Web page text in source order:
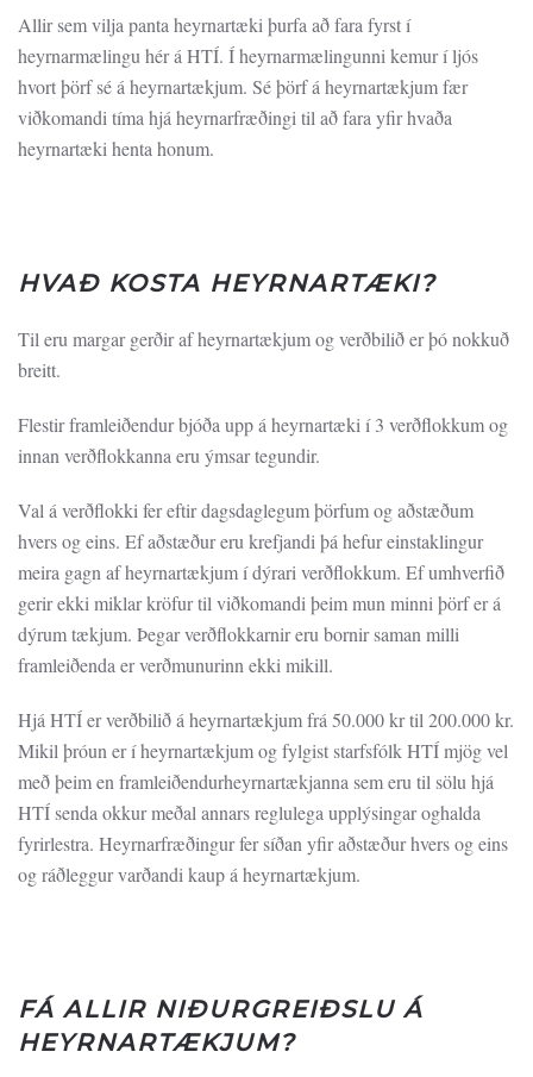
Allir sem vilja panta heyrnartæki þurfa að fara fyrst í
heyrnarmælingu hér á HTÍ. Í heyrnarmælingunni kemur í ljós
hvort þörf sé á heyrnartækjum. Sé þörf á heyrnartækjum fær
viðkomandi tíma hjá heyrnarfræðingi til að fara yfir hvaða
heyrnartæki henta honum.
HVAÐ KOSTA HEYRNARTÆKI?
Til eru margar gerðir af heyrnartækjum og verðbilið er þó nokkuð
breitt.
Flestir framleiðendur bjóða upp á heyrnartæki í 3 verðflokkum og
innan verðflokkanna eru ýmsar tegundir.
Val á verðflokki fer eftir dagsdaglegum þörfum og aðstæðum
hvers og eins. Ef aðstæður eru krefjandi þá hefur einstaklingur
meira gagn af heyrnartækjum í dýrari verðflokkum. Ef umhverfið
gerir ekki miklar kröfur til viðkomandi þeim mun minni þörf er á
dýrum tækjum. Þegar verðflokkarnir eru bornir saman milli
framleiðenda er verðmunurinn ekki mikill.
Hjá HTÍ er verðbilið á heyrnartækjum frá 50.000 kr til 200.000 kr.
Mikil þróun er í heyrnartækjum og fylgist starfsfólk HTÍ mjög vel
með þeim en framleiðendurheyrnartækjanna sem eru til sölu hjá
HTÍ senda okkur meðal annars reglulega upplýsingar oghalda
fyrirlestra. Heyrnarfræðingur fer síðan yfir aðstæður hvers og eins
og ráðleggur varðandi kaup á heyrnartækjum.
FÁ ALLIR NIÐURGREIÐSLU Á
HEYRNARTÆKJUM?